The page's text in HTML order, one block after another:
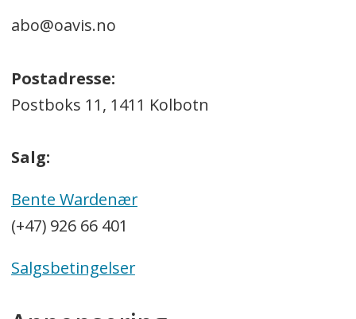
abo@oavis.no
Postadresse:
Postboks 11, 1411 Kolbotn
Salg:
Bente Wardenær
(+47) 926 66 401
Salgsbetingelser